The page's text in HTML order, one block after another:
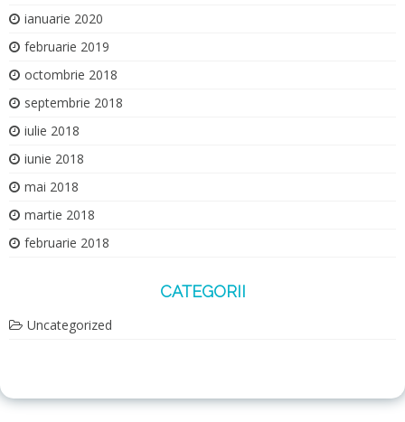
ianuarie 2020
februarie 2019
octombrie 2018
septembrie 2018
iulie 2018
iunie 2018
mai 2018
martie 2018
februarie 2018
CATEGORII
Uncategorized